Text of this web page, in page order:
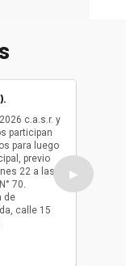
c.a.s.r. y
participan
para luego
previo
22 a las
70.
de
calle 15
ser
oficio
▶